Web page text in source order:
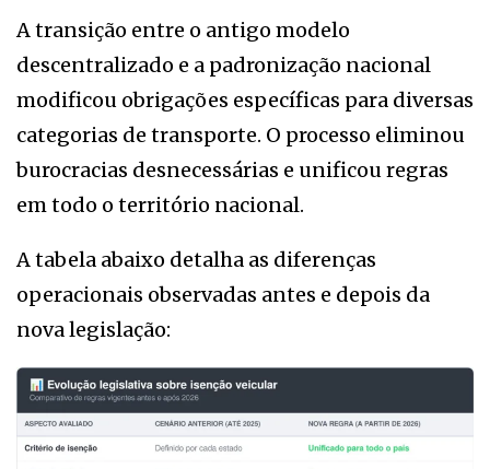
A transição entre o antigo modelo
descentralizado e a padronização nacional
modificou obrigações específicas para diversas
categorias de transporte. O processo eliminou
burocracias desnecessárias e unificou regras
em todo o território nacional.
A tabela abaixo detalha as diferenças
operacionais observadas antes e depois da
nova legislação: